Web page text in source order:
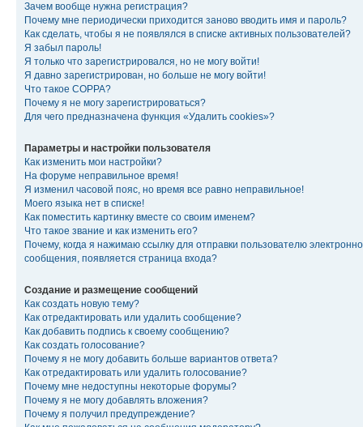
Зачем вообще нужна регистрация?
Почему мне периодически приходится заново вводить имя и пароль?
Как сделать, чтобы я не появлялся в списке активных пользователей?
Я забыл пароль!
Я только что зарегистрировался, но не могу войти!
Я давно зарегистрирован, но больше не могу войти!
Что такое COPPA?
Почему я не могу зарегистрироваться?
Для чего предназначена функция «Удалить cookies»?
Параметры и настройки пользователя
Как изменить мои настройки?
На форуме неправильное время!
Я изменил часовой пояс, но время все равно неправильное!
Моего языка нет в списке!
Как поместить картинку вместе со своим именем?
Что такое звание и как изменить его?
Почему, когда я нажимаю ссылку для отправки пользователю
сообщения, появляется страница входа?
Создание и размещение сообщений
Как создать новую тему?
Как отредактировать или удалить сообщение?
Как добавить подпись к своему сообщению?
Как создать голосование?
Почему я не могу добавить больше вариантов ответа?
Как отредактировать или удалить голосование?
Почему мне недоступны некоторые форумы?
Почему я не могу добавлять вложения?
Почему я получил предупреждение?